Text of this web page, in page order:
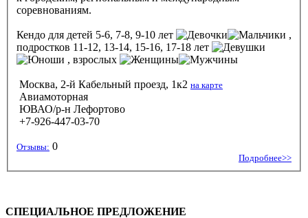
соревнованиям.
Кендо для детей 5-6, 7-8, 9-10 лет
,
подростков 11-12, 13-14, 15-16, 17-18 лет
, взрослых
Москва, 2-й Кабельный проезд, 1к2 на карте
Авиамоторная
ЮВАО/р-н Лефортово
+7-926-447-03-70
Отзывы: 0
Подробнее>>
СПЕЦИАЛЬНОЕ ПРЕДЛОЖЕНИЕ